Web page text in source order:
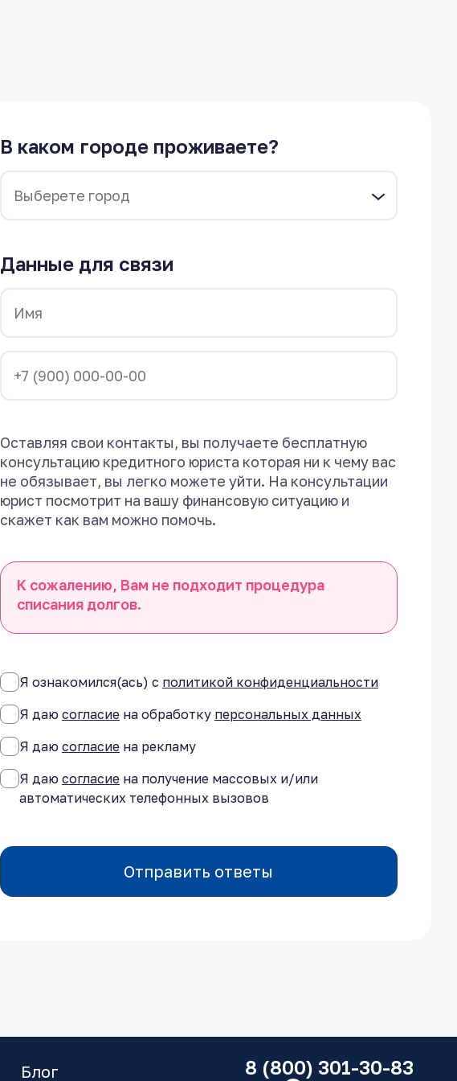
В каком городе проживаете?
Данные для связи
Оставляя свои контакты, вы получаете бесплатную
консультацию кредитного юриста которая ни к чему вас
не обязывает, вы легко можете уйти. На консультации
юрист посмотрит на вашу финансовую ситуацию и
скажет как вам можно помочь.
К сожалению, Вам не подходит процедура
списания долгов.
Я ознакомился(ась) с политикой конфиденциальности
Я даю согласие на обработку персональных данных
Я даю согласие на рекламу
Я даю согласие на получение массовых и/или
автоматических телефонных вызовов
Отправить ответы
8 (800) 301-30-83
Блог